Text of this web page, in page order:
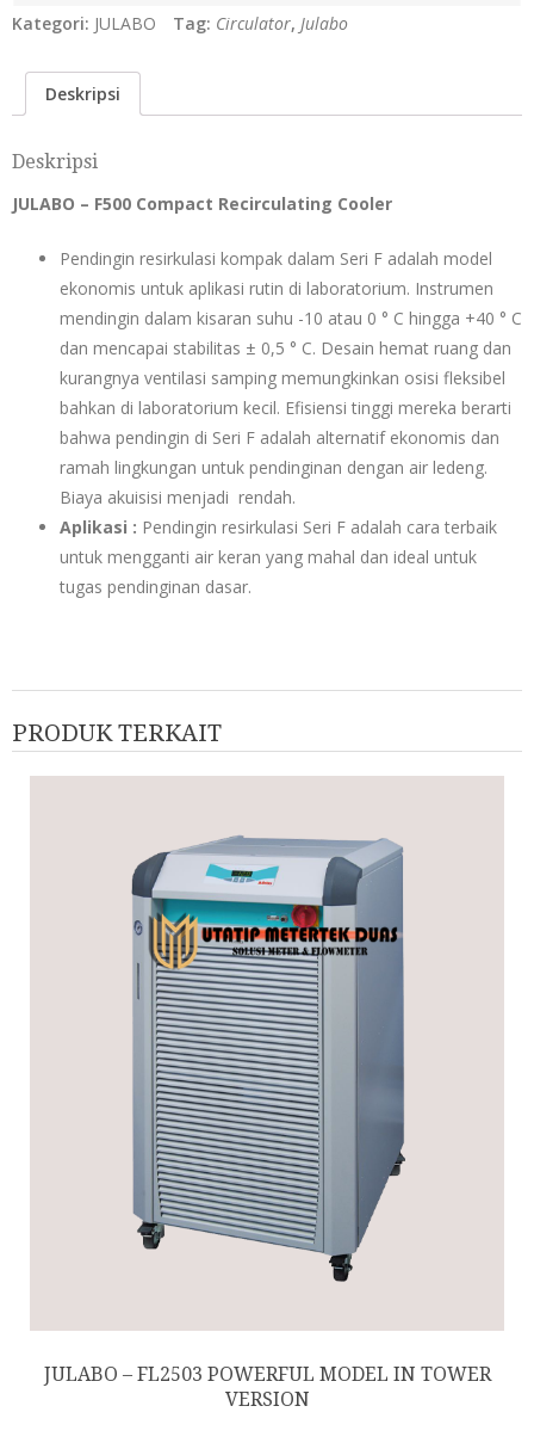
Kategori: JULABO Tag: Circulator, Julabo
Deskripsi
Deskripsi
JULABO – F500 Compact Recirculating Cooler
Pendingin resirkulasi kompak dalam Seri F adalah model
ekonomis untuk aplikasi rutin di laboratorium. Instrumen
mendingin dalam kisaran suhu -10 atau 0 ° C hingga +40 ° C
dan mencapai stabilitas ± 0,5 ° C. Desain hemat ruang dan
kurangnya ventilasi samping memungkinkan osisi fleksibel
bahkan di laboratorium kecil. Efisiensi tinggi mereka berarti
bahwa pendingin di Seri F adalah alternatif ekonomis dan
ramah lingkungan untuk pendinginan dengan air ledeng.
Biaya akuisisi menjadi rendah.
Aplikasi : Pendingin resirkulasi Seri F adalah cara terbaik
untuk mengganti air keran yang mahal dan ideal untuk
tugas pendinginan dasar.
PRODUK TERKAIT
JULABO – FL2503 POWERFUL MODEL IN TOWER
VERSION